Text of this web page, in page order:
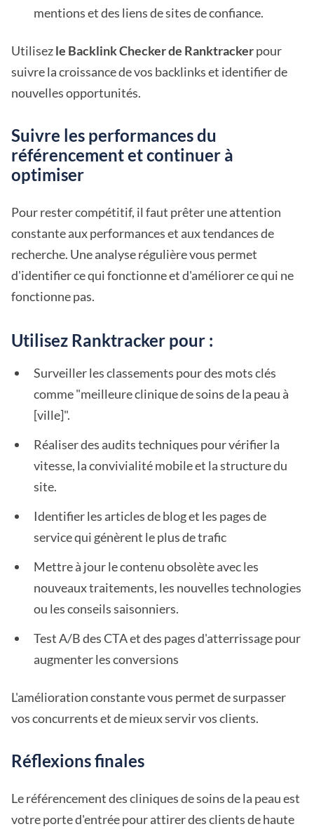
mentions et des liens de sites de confiance.
Utilisezle Backlink Checker de Ranktrackerpour
suivre la croissance de vos backlinks et identifier de
nouvelles opportunités.
Suivre les performances du
référencement et continuer à
optimiser
Pour rester compétitif, il faut prêter une attention
constante aux performances et aux tendances de
recherche. Une analyse régulière vous permet
d'identifier ce qui fonctionne et d'améliorer ce qui ne
fonctionne pas.
Utilisez Ranktracker pour :
Surveiller les classements pour des mots clés
comme "meilleure clinique de soins de la peau à
[ville]".
Réaliser des audits techniques pour vérifier la
vitesse, la convivialité mobile et la structure du
site.
Identifier les articles de blog et les pages de
service qui génèrent le plus de trafic
Mettre à jour le contenu obsolète avec les
nouveaux traitements, les nouvelles technologies
ou les conseils saisonniers.
Test A/B des CTA et des pages d'atterrissage pour
augmenter les conversions
L'amélioration constante vous permet de surpasser
vos concurrents et de mieux servir vos clients.
Réflexions finales
Le référencement des cliniques de soins de la peau est
votre porte d'entrée pour attirer des clients de haute